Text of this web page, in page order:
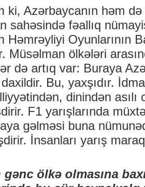
ki, Azərbaycanın həm
sahəsində fəallıq
Həmrəyliyi Oyunlarının
Müsəlman ölkələri
də artıq var: Buraya
Bu, yaxşıdır.
dinindən asılı
F1 yarışlarında
gəlməsi buna
İnsanları yarış
gənc ölkə olmasına